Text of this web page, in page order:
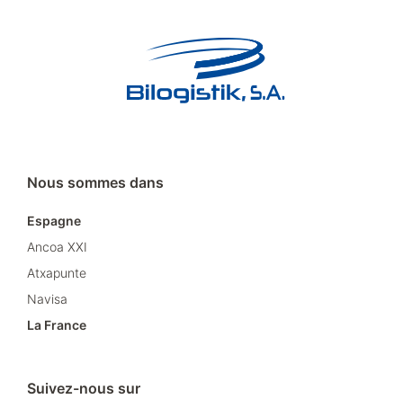
Nous sommes dans
Espagne
Ancoa XXI
Atxapunte
Navisa
La France
Suivez-nous sur